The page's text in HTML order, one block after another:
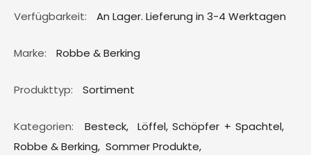
Verfügbarkeit: An Lager. Lieferung in 3-4 Werktagen
Marke: Robbe & Berking
Produkttyp: Sortiment
Kategorien: Besteck,Löffel, Schöpfer + Spachtel,
Robbe & Berking, Sommer Produkte,